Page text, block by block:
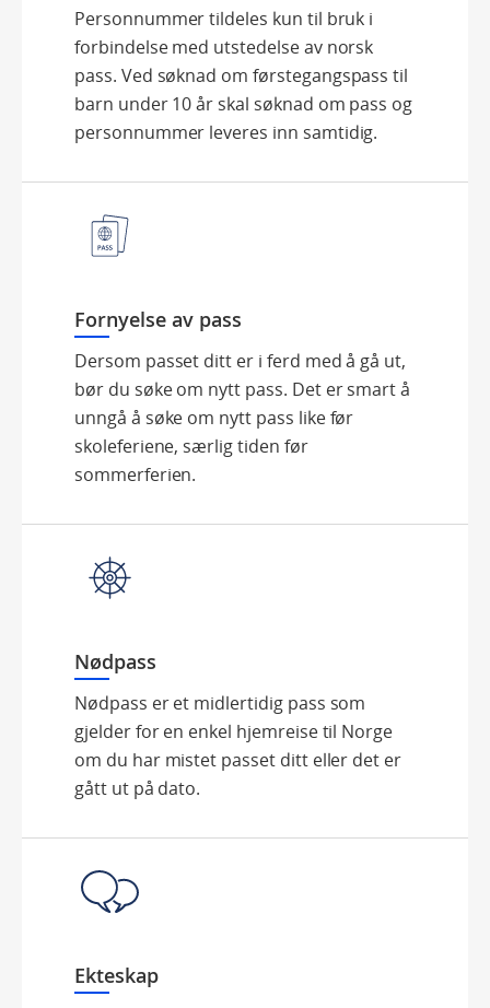
Personnummer tildeles kun til bruk i
forbindelse med utstedelse av norsk
pass. Ved søknad om førstegangspass til
barn under 10 år skal søknad om pass og
personnummer leveres inn samtidig.
Fornyelse av pass
Dersom passet ditt er i ferd med å gå ut,
bør du søke om nytt pass. Det er smart å
unngå å søke om nytt pass like før
skoleferiene, særlig tiden før
sommerferien.
Nødpass
Nødpass er et midlertidig pass som
gjelder for en enkel hjemreise til Norge
om du har mistet passet ditt eller det er
gått ut på dato.
Ekteskap